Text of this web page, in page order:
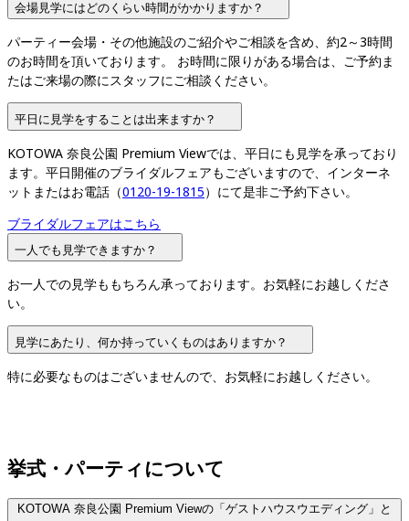
会場見学にはどのくらい時間がかかりますか？
パーティー会場・その他施設のご紹介やご相談を含め、約2～3時間
のお時間を頂いております。 お時間に限りがある場合は、ご予約ま
たはご来場の際にスタッフにご相談ください。
平日に見学をすることは出来ますか？
KOTOWA 奈良公園 Premium Viewでは、平日にも見学を承っており
ます。平日開催のブライダルフェアもございますので、インターネ
ットまたはお電話（0120-19-1815）にて是非ご予約下さい。
ブライダルフェアはこちら
一人でも見学できますか？
お一人での見学ももちろん承っております。お気軽にお越しくださ
い。
見学にあたり、何か持っていくものはありますか？
特に必要なものはございませんので、お気軽にお越しください。
挙式・パーティについて
KOTOWA 奈良公園 Premium Viewの「ゲストハウスウエディング」と